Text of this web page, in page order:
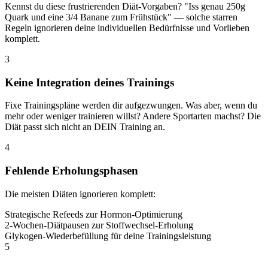
Kennst du diese frustrierenden Diät-Vorgaben? "Iss genau 250g
Quark und eine 3/4 Banane zum Frühstück" — solche starren
Regeln ignorieren deine individuellen Bedürfnisse und Vorlieben
komplett.
3
Keine Integration deines Trainings
Fixe Trainingspläne werden dir aufgezwungen. Was aber, wenn du
mehr oder weniger trainieren willst? Andere Sportarten machst? Die
Diät passt sich nicht an DEIN Training an.
4
Fehlende Erholungsphasen
Die meisten Diäten ignorieren komplett:
Strategische Refeeds zur Hormon-Optimierung
2-Wochen-Diätpausen zur Stoffwechsel-Erholung
Glykogen-Wiederbefüllung für deine Trainingsleistung
5